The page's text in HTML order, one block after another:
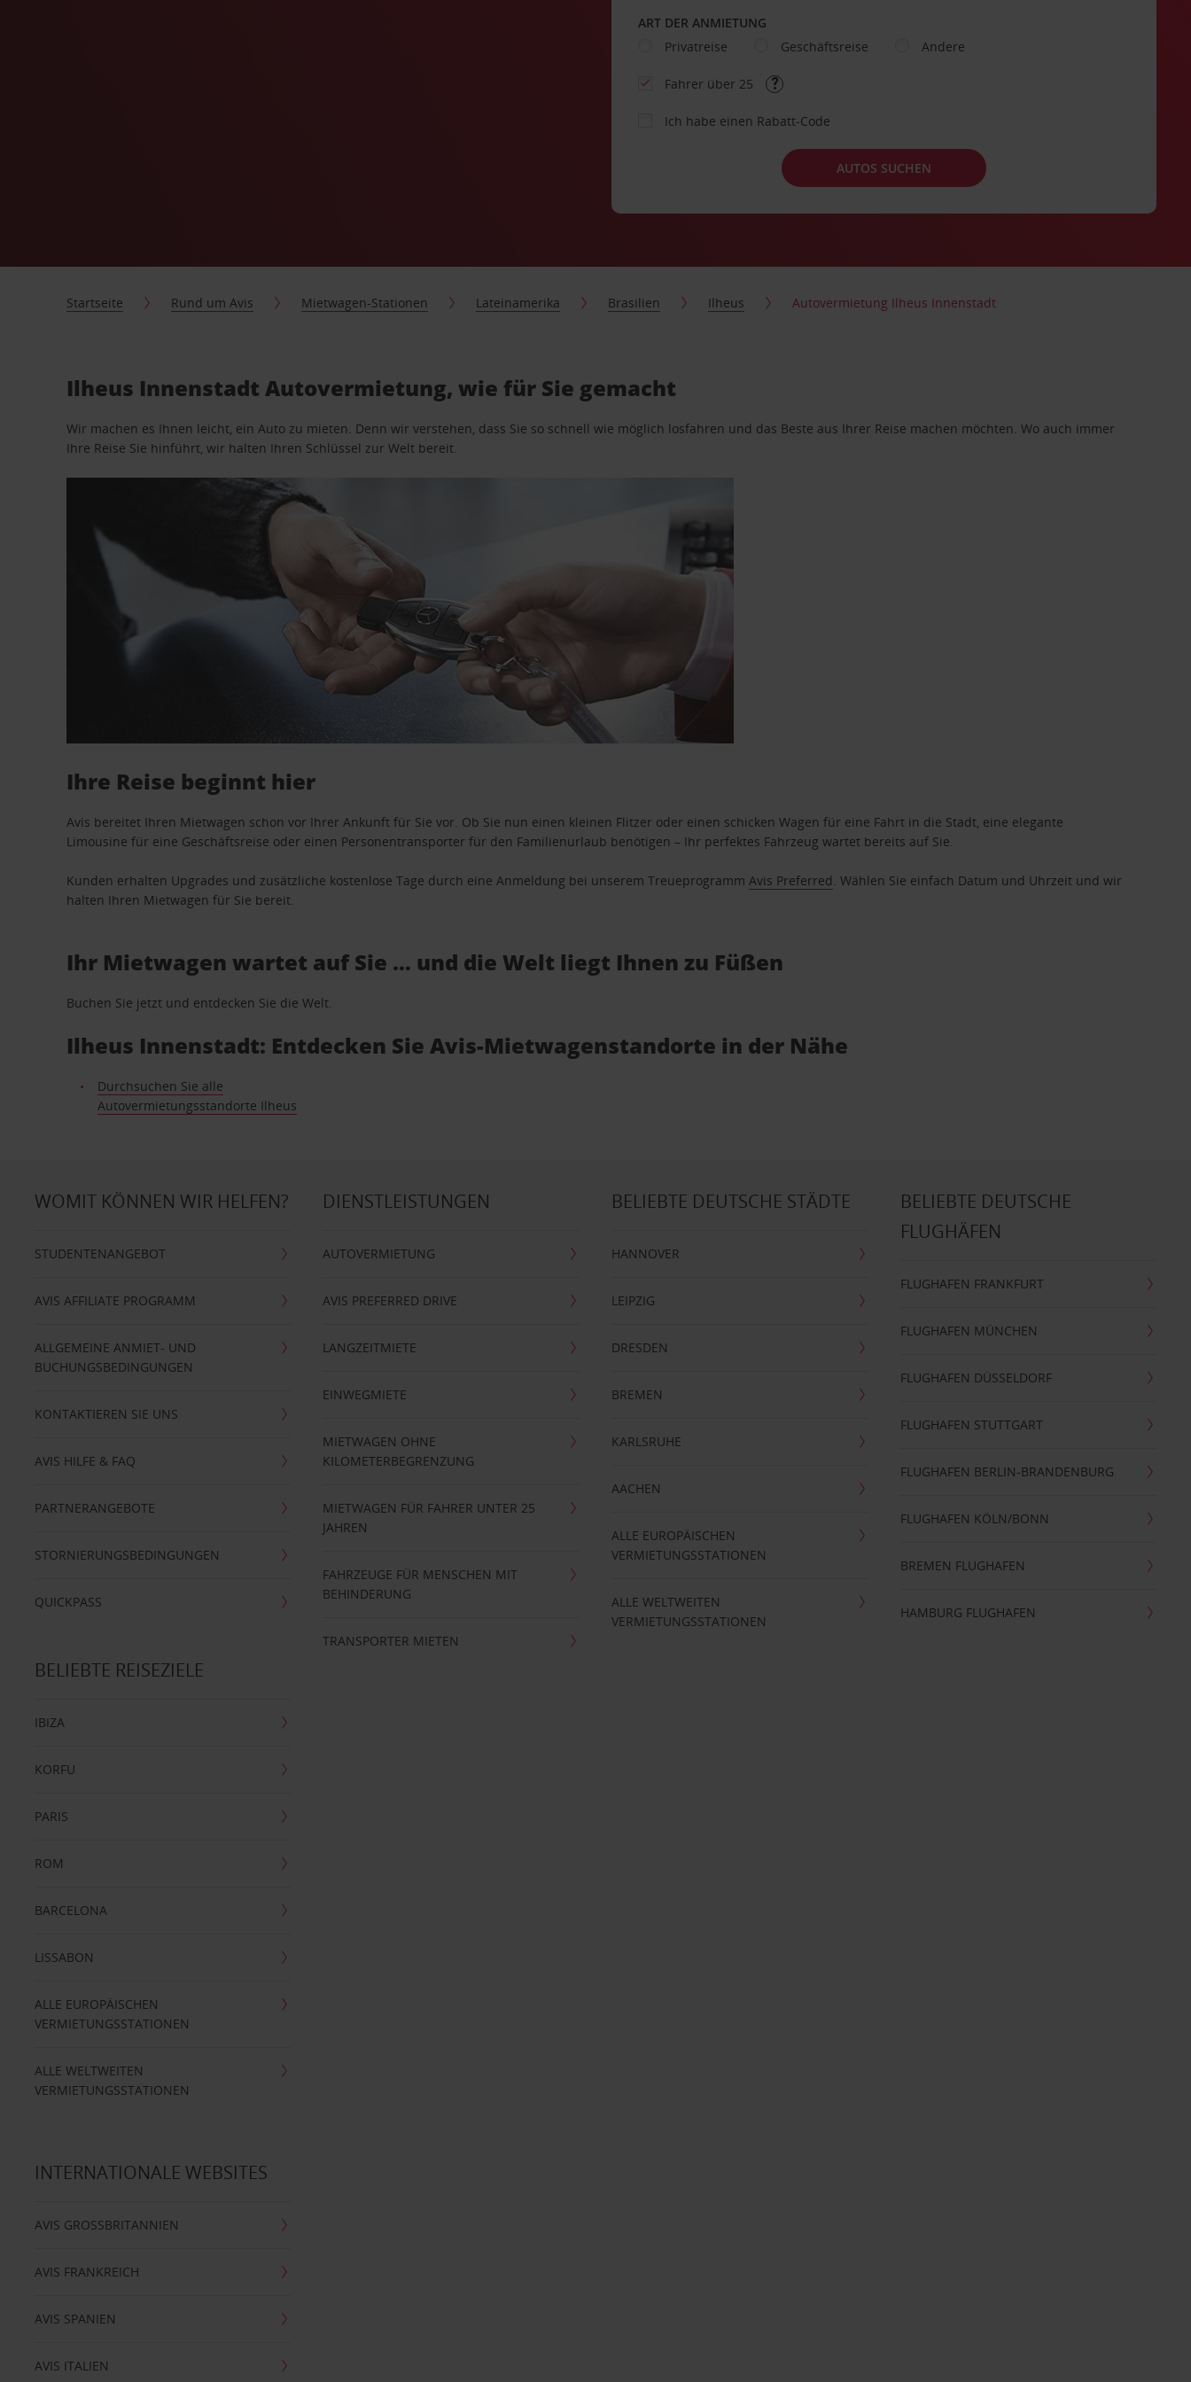
ART DER ANMIETUNG
Privatreise
Geschäftsreise Andere
Fahrer über 25
Ich habe einen Rabatt-Code
AUTOS SUCHEN
Startseite Rund um Avis Mietwagen-Stationen Lateinamerika Brasilien Ilheus Autovermietung Ilheus Innenstadt
Ilheus Innenstadt Autovermietung, wie für Sie gemacht
Wir machen es Ihnen leicht, ein Auto zu mieten. Denn wir verstehen, dass Sie so schnell wie möglich losfahren und das Beste aus Ihrer Reise machen möchten. Wo auch immer
Ihre Reise Sie hinführt, wir halten Ihren Schlüssel zur Welt bereit.
Ihre Reise beginnt hier
Avis bereitet Ihren Mietwagen schon vor Ihrer Ankunft für Sie vor. Ob Sie nun einen kleinen Flitzer oder einen schicken Wagen für eine Fahrt in die Stadt, eine elegante
Limousine für eine Geschäftsreise oder einen Personentransporter für den Familienurlaub benötigen – Ihr perfektes Fahrzeug wartet bereits auf Sie.
Kunden erhalten Upgrades und zusätzliche kostenlose Tage durch eine Anmeldung bei unserem TreueprogrammAvis Preferred. Wählen Sie einfach Datum und Uhrzeit und wir
halten Ihren Mietwagen für Sie bereit.
Ihr Mietwagen wartet auf Sie … und die Welt liegt Ihnen zu Füßen
Buchen Sie jetzt und entdecken Sie die Welt.
Ilheus Innenstadt: Entdecken Sie Avis-Mietwagenstandorte in der Nähe
Durchsuchen Sie alle
Autovermietungsstandorte Ilheus
WOMIT KÖNNEN WIR HELFEN?
STUDENTENANGEBOT
AVIS AFFILIATE PROGRAMM
ALLGEMEINE ANMIET- UND
BUCHUNGSBEDINGUNGEN
KONTAKTIEREN SIE UNS
AVIS HILFE & FAQ
PARTNERANGEBOTE
STORNIERUNGSBEDINGUNGEN
QUICKPASS
DIENSTLEISTUNGEN
AUTOVERMIETUNG
AVIS PREFERRED DRIVE
LANGZEITMIETE
EINWEGMIETE
MIETWAGEN OHNE
KILOMETERBEGRENZUNG
MIETWAGEN FÜR FAHRER UNTER 25
JAHREN
FAHRZEUGE FÜR MENSCHEN MIT
BEHINDERUNG
TRANSPORTER MIETEN
BELIEBTE DEUTSCHE STÄDTE
HANNOVER
LEIPZIG
DRESDEN
BREMEN
KARLSRUHE
AACHEN
ALLE EUROPÄISCHEN
VERMIETUNGSSTATIONEN
ALLE WELTWEITEN
VERMIETUNGSSTATIONEN
BELIEBTE DEUTSCHE
FLUGHÄFEN
FLUGHAFEN FRANKFURT
FLUGHAFEN MÜNCHEN
FLUGHAFEN DÜSSELDORF
FLUGHAFEN STUTTGART
FLUGHAFEN BERLIN-BRANDENBURG
FLUGHAFEN KÖLN/BONN
BREMEN FLUGHAFEN
HAMBURG FLUGHAFEN
BELIEBTE REISEZIELE
IBIZA
KORFU
PARIS
ROM
BARCELONA
LISSABON
ALLE EUROPÄISCHEN
VERMIETUNGSSTATIONEN
ALLE WELTWEITEN
VERMIETUNGSSTATIONEN
INTERNATIONALE WEBSITES
AVIS GROSSBRITANNIEN
AVIS FRANKREICH
AVIS SPANIEN
AVIS ITALIEN